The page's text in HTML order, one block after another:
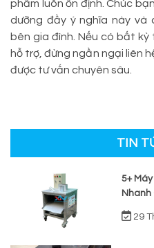
phẩm luôn ổn định. Chúc
dưỡng đầy ý nghĩa này và
bên gia đình. Nếu có bất
hỗ trợ, đừng ngần ngại liên
được tư vấn chuyên sâu.
TIN
5+
Nhanh
29